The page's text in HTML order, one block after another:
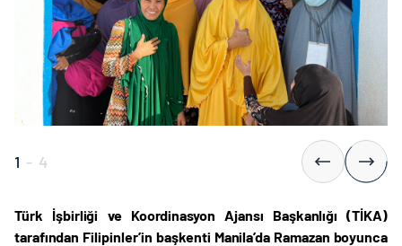
1 - 4
Türk İşbirliği ve Koordinasyon Ajansı Başkanlığı (TİKA)
tarafından Filipinler’in başkenti Manila’da Ramazan boyunca